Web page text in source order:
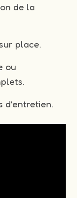
de la
place.
ou
d’entretien.